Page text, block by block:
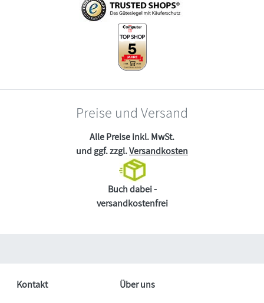
Preise und Versand
Alle Preise inkl. MwSt.
und ggf. zzgl.Versandkosten
Buch dabei -
versandkostenfrei
Kontakt
Über uns